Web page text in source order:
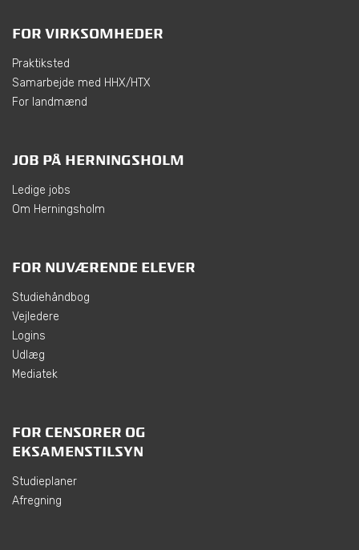
FOR VIRKSOMHEDER
Praktiksted
Samarbejde med HHX/HTX
For landmænd
JOB PÅ HERNINGSHOLM
Ledige jobs
Om Herningsholm
FOR NUVÆRENDE ELEVER
Studiehåndbog
Vejledere
Logins
Udlæg
Mediatek
FOR CENSORER OG
EKSAMENSTILSYN
Studieplaner
Afregning